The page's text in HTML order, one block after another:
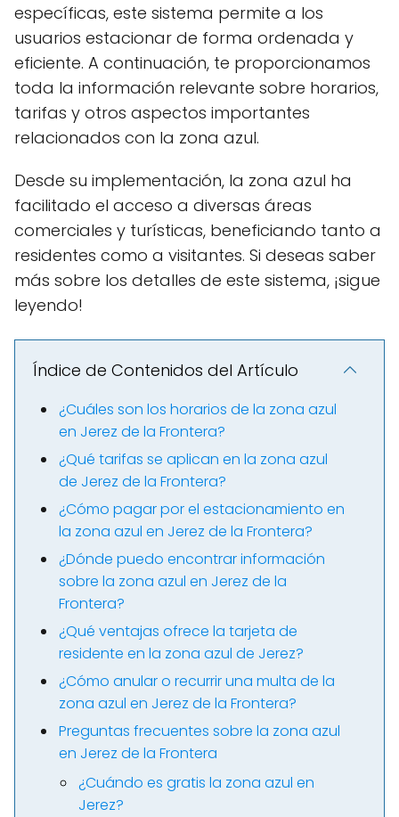
específicas, este sistema permite a los
usuarios estacionar de forma ordenada y
eficiente. A continuación, te proporcionamos
toda la información relevante sobre horarios,
tarifas y otros aspectos importantes
relacionados con la zona azul.
Desde su implementación, la zona azul ha
facilitado el acceso a diversas áreas
comerciales y turísticas, beneficiando tanto a
residentes como a visitantes. Si deseas saber
más sobre los detalles de este sistema, ¡sigue
leyendo!
Índice de Contenidos del Artículo
¿Cuáles son los horarios de la zona azul
en Jerez de la Frontera?
¿Qué tarifas se aplican en la zona azul
de Jerez de la Frontera?
¿Cómo pagar por el estacionamiento en
la zona azul en Jerez de la Frontera?
¿Dónde puedo encontrar información
sobre la zona azul en Jerez de la
Frontera?
¿Qué ventajas ofrece la tarjeta de
residente en la zona azul de Jerez?
¿Cómo anular o recurrir una multa de la
zona azul en Jerez de la Frontera?
Preguntas frecuentes sobre la zona azul
en Jerez de la Frontera
¿Cuándo es gratis la zona azul en
Jerez?